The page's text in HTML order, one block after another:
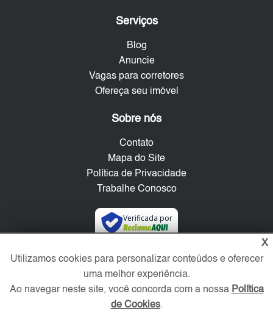
Serviços
Blog
Anuncie
Vagas para corretores
Ofereça seu imóvel
Sobre nós
Contato
Mapa do Site
Política de Privacidade
Trabalhe Conosco
Verificada por
Redes Sociais
X
Utilizamos cookies para personalizar conteúdos e oferecer
uma melhor experiência.
Ao navegar neste site, você concorda com a nossa Política
de Cookies.